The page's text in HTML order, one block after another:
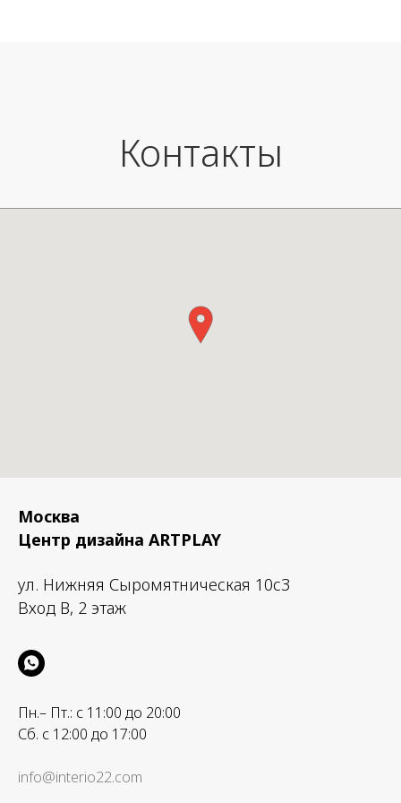
Контакты
Москва
Центр дизайна ARTPLAY
ул. Нижняя Сыромятническая 10с3
Вход B, 2 этаж
Пн.– Пт.: с 11:00 до 20:00
Сб. с 12:00 до 17:00
info@interio22.com